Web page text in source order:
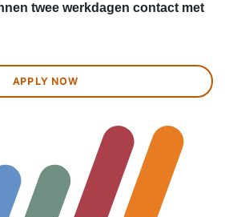
twee werkdagen contact met
APPLY NOW